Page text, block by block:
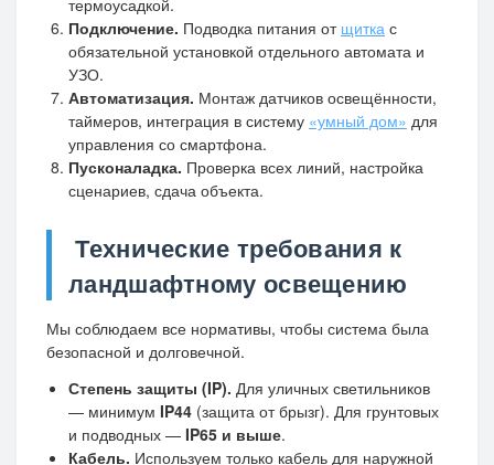
термоусадкой.
Подключение. Подводка питания от щитка с
обязательной установкой отдельного автомата и
УЗО.
Автоматизация. Монтаж датчиков освещённости,
таймеров, интеграция в систему «умный дом» для
управления со смартфона.
Пусконаладка. Проверка всех линий, настройка
сценариев, сдача объекта.
Технические требования к
ландшафтному освещению
Мы соблюдаем все нормативы, чтобы система была
безопасной и долговечной.
Степень защиты (IP). Для уличных светильников
— минимум IP44 (защита от брызг). Для грунтовых
и подводных — IP65 и выше.
Кабель. Используем только кабель для наружной